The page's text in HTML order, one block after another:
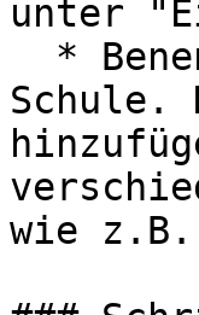
unter
Schule.
wie z.B.